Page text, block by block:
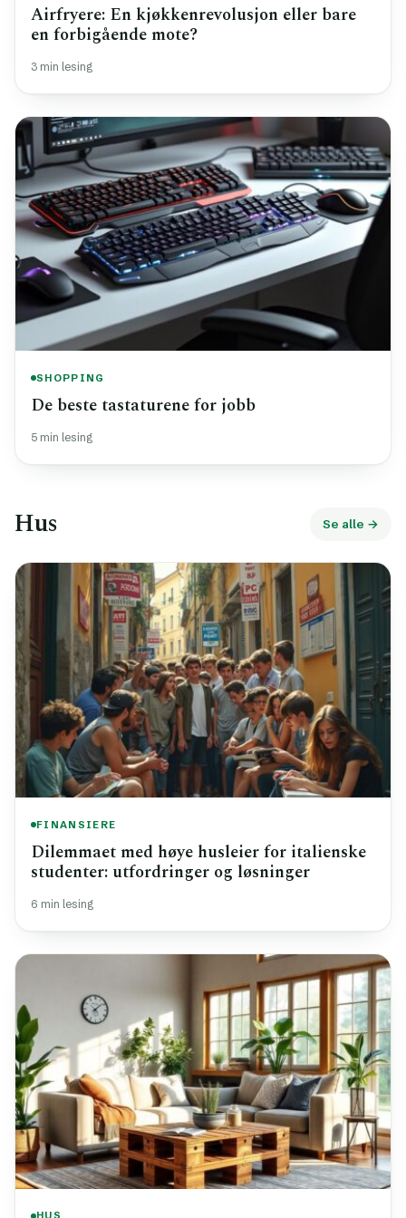
Airfryere: En kjøkkenrevolusjon eller bare
en forbigående mote?
3 min lesing
SHOPPING
De beste tastaturene for jobb
5 min lesing
Hus Se alle →
FINANSIERE
Dilemmaet med høye husleier for italienske
studenter: utfordringer og løsninger
6 min lesing